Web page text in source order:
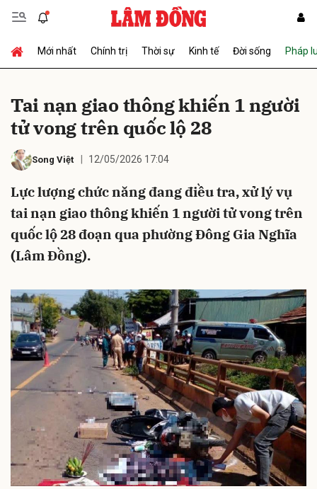
Mới nhất Chính trị Thời sự Kinh tế Đời sống Pháp
Tai nạn giao thông khiến 1 người
tử vong trên quốc lộ 28
Song Việt 12/05/2026 17:04
Lực lượng chức năng đang điều tra, xử lý vụ
tai nạn giao thông khiến 1 người tử vong trên
quốc lộ 28 đoạn qua phường Đông Gia Nghĩa
(Lâm Đồng).
Gửi bình luận
Hủy Gửi